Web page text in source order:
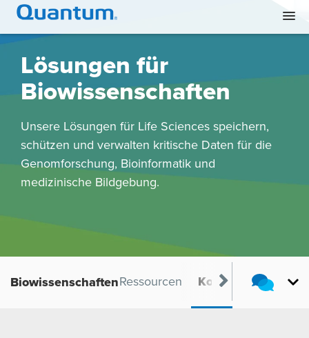
Lösungen für
Biowissenschaften
Unsere Lösungen für Life Sciences speichern,
schützen und verwalten kritische Daten für die
Genomforschung, Bioinformatik und
medizinische Bildgebung.
Biowissenschaften
Produkte Ressourcen Kontakt